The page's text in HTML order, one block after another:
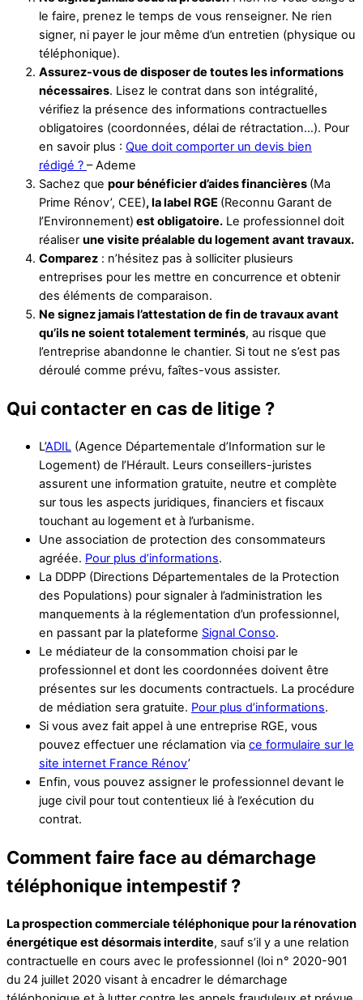
le faire, prenez le temps de vous renseigner. Ne rien
signer, ni payer le jour même d’un entretien (physique ou
téléphonique).
Assurez-vous de disposer de toutes les informations
nécessaires. Lisez le contrat dans son intégralité,
vérifiez la présence des informations contractuelles
obligatoires (coordonnées, délai de rétractation…). Pour
en savoir plus : Que doit comporter un devis bien
rédigé ? – Ademe
Sachez que pour bénéficier d’aides financières (Ma
Prime Rénov’, CEE), la label RGE (Reconnu Garant de
l’Environnement) est obligatoire. Le professionnel doit
réaliser une visite préalable du logement avant travaux.
Comparez : n’hésitez pas à solliciter plusieurs
entreprises pour les mettre en concurrence et obtenir
des éléments de comparaison.
Ne signez jamais l’attestation de fin de travaux avant
qu’ils ne soient totalement terminés, au risque que
l’entreprise abandonne le chantier. Si tout ne s’est pas
déroulé comme prévu, faîtes-vous assister.
Qui contacter en cas de litige ?
L’ADIL (Agence Départementale d’Information sur le
Logement) de l’Hérault. Leurs conseillers-juristes
assurent une information gratuite, neutre et complète
sur tous les aspects juridiques, financiers et fiscaux
touchant au logement et à l’urbanisme.
Une association de protection des consommateurs
agréée. Pour plus d’informations.
La DDPP (Directions Départementales de la Protection
des Populations) pour signaler à l’administration les
manquements à la réglementation d’un professionnel,
en passant par la plateforme Signal Conso.
Le médiateur de la consommation choisi par le
professionnel et dont les coordonnées doivent être
présentes sur les documents contractuels. La procédure
de médiation sera gratuite. Pour plus d’informations.
Si vous avez fait appel à une entreprise RGE, vous
pouvez effectuer une réclamation via ce formulaire sur le
site internet France Rénov’
Enfin, vous pouvez assigner le professionnel devant le
juge civil pour tout contentieux lié à l’exécution du
contrat.
Comment faire face au démarchage
téléphonique intempestif ?
La prospection commerciale téléphonique pour la rénovation
énergétique est désormais interdite, sauf s’il y a une relation
contractuelle en cours avec le professionnel (loi n° 2020-901
du 24 juillet 2020 visant à encadrer le démarchage